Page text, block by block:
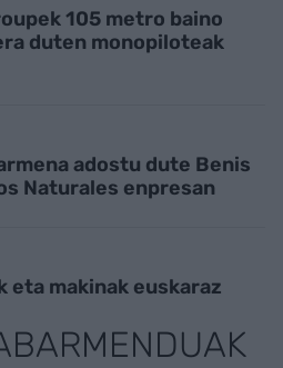
105 metro baino
duten monopiloteak
adostu dute Benis
Naturales enpresan
eta makinak euskaraz